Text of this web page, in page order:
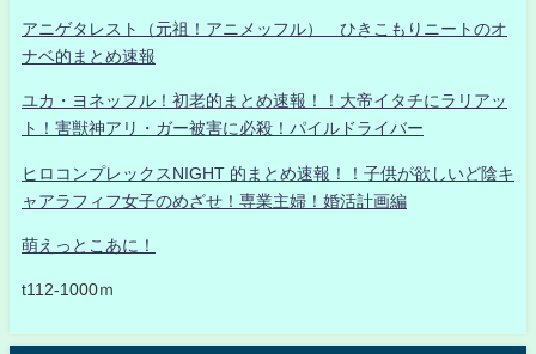
アニゲタレスト（元祖！アニメッフル） ひきこもりニートのオ
ナベ的まとめ速報
ユカ・ヨネッフル！初老的まとめ速報！！大帝イタチにラリアッ
ト！害獣神アリ・ガー被害に必殺！パイルドライバー
ヒロコンプレックスNIGHT 的まとめ速報！！子供が欲しいど陰キ
ャアラフィフ女子のめざせ！専業主婦！婚活計画編
萌えっとこあに！
t112-1000ｍ